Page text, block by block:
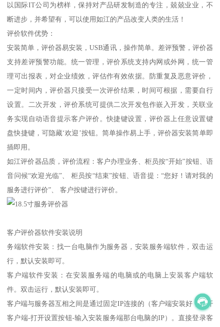
以国际IT公司为榜样，保持对产品研发制造的专注，兢兢业业，不
断进步，并希望有，可以使用如江的产品改变人类的生活！
评价软件优势：
安装简单，评价器易安装，USB通讯，操作简单。差评预警，评价器
支持差评预警功能。统一管理，评价系统支持内网或外网，统一管
理可出报表，对企业绩效，评估作有效依据。防重复及恶意评价，
一定时间内，评价器只接受一次评价结果，时间可根据，需要自行
设置。二次开发，评价系统可提供二次开发包作嵌入开发，关联业
务实现自动语音提示客户评价。快捷键设置，评价器上任意设置键
盘快捷键，可隐藏‘欢迎’按钮。简单操作易上手，评价器安装简单即
插即用。
如江评价器品质，评价流程：客户办理业务、柜员按“开始”按钮、语
音问候“欢迎光临”、 柜员按“结束”按钮、语音提：“您好！请对我的
服务进行评价”、 客户按键进行评价。
客户评价器软件安装说明
务端软件安装：找一台电脑作为服务器，安装服务端软件，双击运
行，默认安装即可。
客户端软件安装：在安装服务端的电脑或的电脑上安装客户端软
件。双击运行，默认安装即可。
客户端与服务器互相之间是通过固定IP连接的（客户端安装好，打开
客户端-打开设置按钮-输入安装服务端那台电脑的IP）。直接登录客